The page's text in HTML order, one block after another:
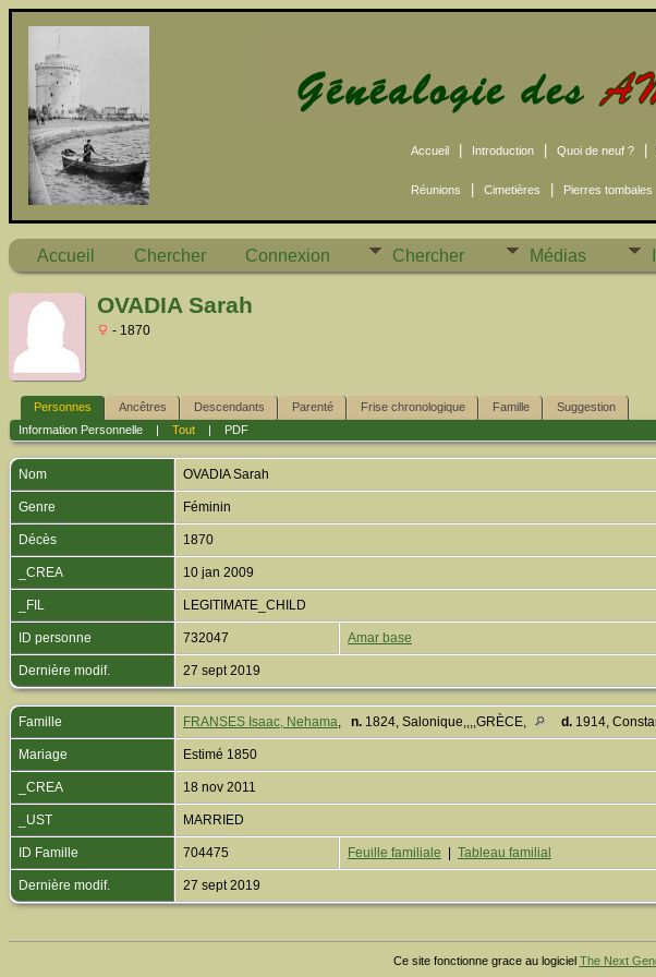
Accueil Introduction Quoi de neuf ?
Réunions Cimetières Pierres tombales
Accueil Chercher Connexion Chercher Médias
OVADIA Sarah
- 1870
Personnes Ancêtres Descendants Parenté Frise chronologique Famille
Suggestion
Information Personnelle| Tout| PDF
Nom OVADIA Sarah
Genre Féminin
Décès 1870
_CREA 10 jan 2009
_FIL LEGITIMATE_CHILD
ID personne 732047 Amar base
Dernière modif. 27 sept 2019
Famille FRANSES Isaac, Nehama, n. 1824, Salonique,,,,GRÈCE, d. 1914,
Mariage Estimé 1850
_CREA 18 nov 2011
_UST MARRIED
ID Famille 704475 Feuille familiale Tableau familial
Dernière modif. 27 sept 2019
Ce site fonctionne grace au logiciel The Next